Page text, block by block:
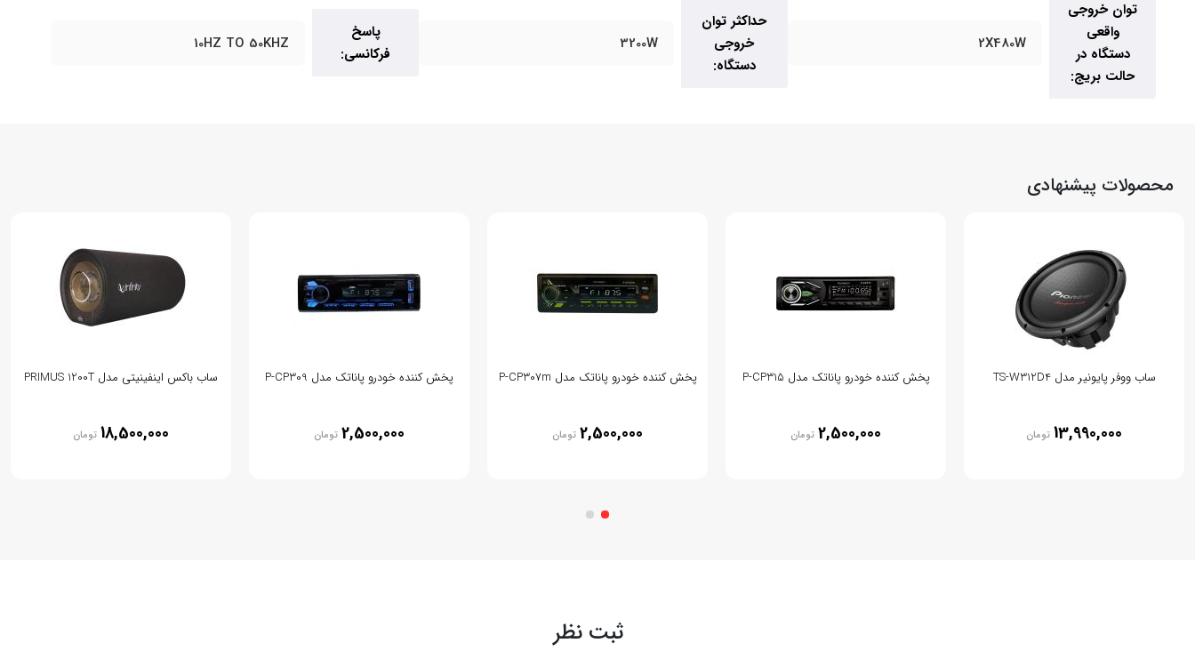
توان خروجی
واقعی
دستگاه در
حالت بریج:
2X480W
حداکثر توان
خروجی
دستگاه:
3200W
پاسخ
فرکانسی:
10HZ TO 50KHZ
محصولات پیشنهادی
ساب ووفر پایونیر مدل TS-W312D4
13,990,000 تومان
پخش کننده خودرو پاناتک مدل P-CP315
2,500,000 تومان
پخش کننده خودرو پاناتک مدل P-CP307m
2,500,000 تومان
پخش کننده خودرو پاناتک مدل P-CP309
2,500,000 تومان
ساب باکس اینفینیتی مدل PRIMUS 1200T
18,500,000 تومان
ثبت نظر